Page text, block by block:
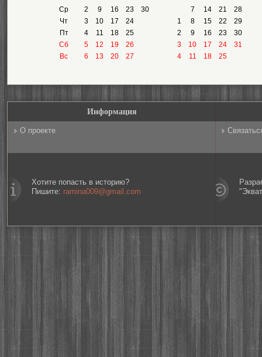
Ср
Чт
Пт
Сб
Вс
2
9 16 23
30
3
10 17
24
4
11 18
25
5
12 19
26
6
13 20 27
7
14 21
28
1
8 15 22
29
2
9 16 23
30
3
10 17 24
31
4
11 18 25
Информация
О проекте
Хотите попасть в историю?
Пишите: ramina009@gmail.com